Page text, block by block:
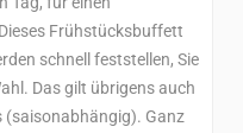
Frühstücksbuffett
schnell feststellen, Sie
Das gilt übrigens auch
Ganz